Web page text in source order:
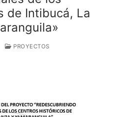
de Intibucá, La
PROYECTOS